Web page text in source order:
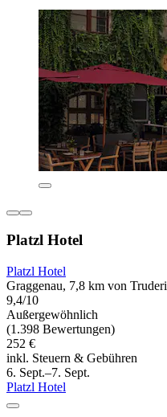
Platzl Hotel
Platzl Hotel
Graggenau, 7,8 km von
9,4/10
Außergewöhnlich
(1.398 Bewertungen)
252 €
inkl. Steuern & Gebühren
6. Sept.–7. Sept.
Platzl Hotel